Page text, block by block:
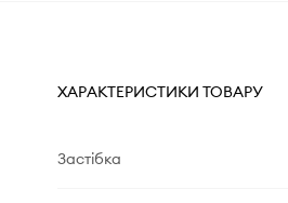
ХАРАКТЕРИСТИКИ ТОВАРУ
Застібка